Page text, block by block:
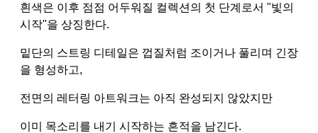
흰색은 이후 점점 어두워질 컬렉션의 첫 단계로서 "빛의
시작"을 상징한다.
밑단의 스트링 디테일은 껍질처럼 조이거나 풀리며 긴장
을 형성하고,
전면의 레터링 아트워크는 아직 완성되지 않았지만
이미 목소리를 내기 시작하는 흔적을 남긴다.